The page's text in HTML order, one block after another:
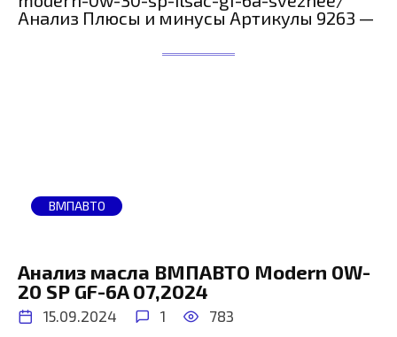
Анализ Плюсы и минусы Артикулы 9263 —
ВМПАВТО
Анализ масла ВМПАВТО Modern 0W-
20 SP GF-6A 07,2024
15.09.2024 1 783